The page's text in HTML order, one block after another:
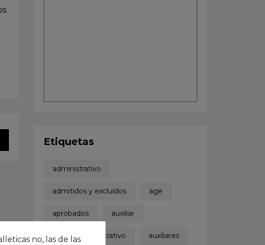
Etiquetas
administrativo
admitidos y excluidos age
aprobados auxiliar
auxiliar administrativo auxiliares
no, las de las